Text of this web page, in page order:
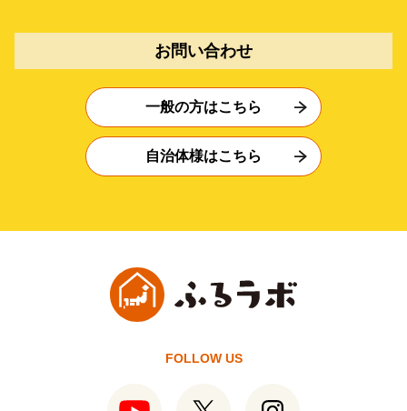
お問い合わせ
一般の方はこちら
自治体様はこちら
FOLLOW US